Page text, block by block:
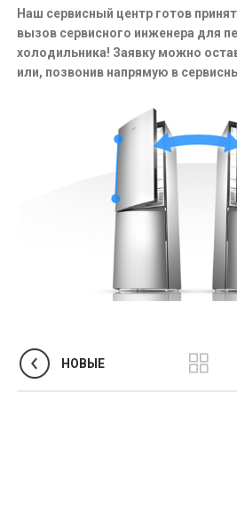
Наш сервисный центр готов
вызов сервисного инженера для
холодильника! Заявку можно
или, позвонив напрямую в
НОВЫЕ